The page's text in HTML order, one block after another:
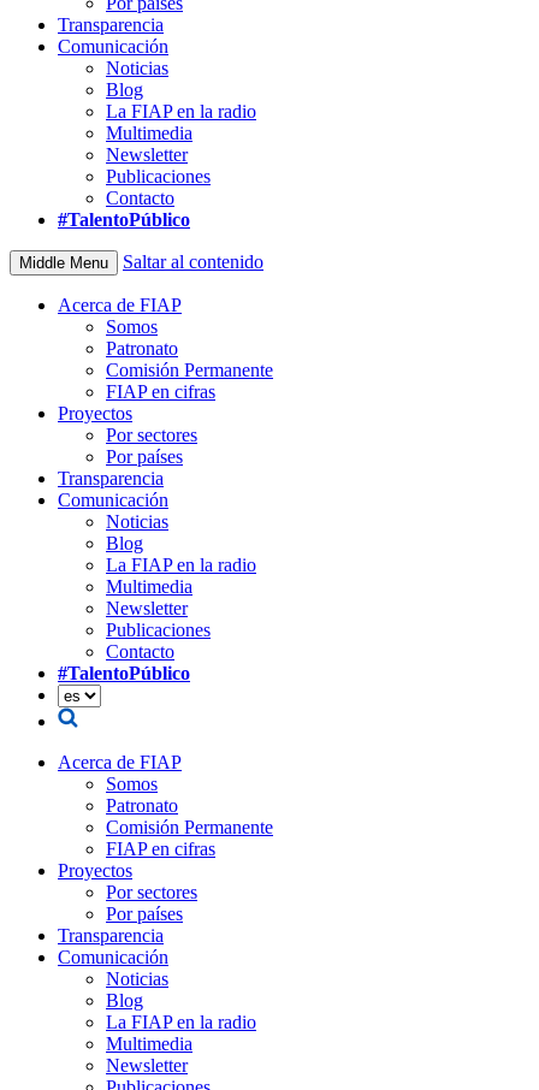
Transparencia
Comunicación
Noticias
Blog
La FIAP en la radio
Multimedia
Newsletter
Publicaciones
Contacto
#TalentoPúblico
Middle Menu Saltar al contenido
Acerca de FIAP
Somos
Patronato
Comisión Permanente
FIAP en cifras
Proyectos
Por sectores
Por países
Transparencia
Comunicación
Noticias
Blog
La FIAP en la radio
Multimedia
Newsletter
Publicaciones
Contacto
#TalentoPúblico
Acerca de FIAP
Somos
Patronato
Comisión Permanente
FIAP en cifras
Proyectos
Por sectores
Por países
Transparencia
Comunicación
Noticias
Blog
La FIAP en la radio
Multimedia
Newsletter